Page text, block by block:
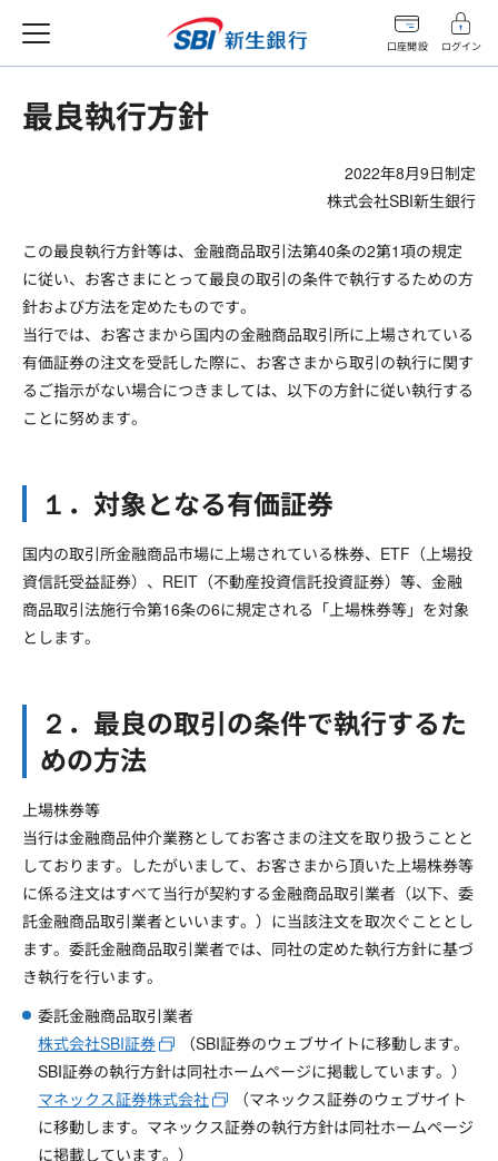
口座開設 ログイン
最良執行方針
2022年8月9日制定
株式会社SBI新生銀行
この最良執行方針等は、金融商品取引法第40条の2第1項の規定
に従い、お客さまにとって最良の取引の条件で執行するための方
針および方法を定めたものです。
当行では、お客さまから国内の金融商品取引所に上場されている
有価証券の注文を受託した際に、お客さまから取引の執行に関す
るご指示がない場合につきましては、以下の方針に従い執行する
ことに努めます。
１．対象となる有価証券
国内の取引所金融商品市場に上場されている株券、ETF（上場投
資信託受益証券）、REIT（不動産投資信託投資証券）等、金融
商品取引法施行令第16条の6に規定される「上場株券等」を対象
とします。
２．最良の取引の条件で執行するた
めの方法
上場株券等
当行は金融商品仲介業務としてお客さまの注文を取り扱うことと
しております。したがいまして、お客さまから頂いた上場株券等
に係る注文はすべて当行が契約する金融商品取引業者（以下、委
託金融商品取引業者といいます。）に当該注文を取次ぐこととし
ます。委託金融商品取引業者では、同社の定めた執行方針に基づ
き執行を行います。
委託金融商品取引業者
株式会社SBI証券
（SBI証券のウェブサイトに移動します。
SBI証券の執行方針は同社ホームページに掲載しています。）
マネックス証券株式会社
（マネックス証券のウェブサイト
に移動します。マネックス証券の執行方針は同社ホームページ
に掲載しています。）